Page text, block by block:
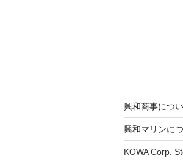
興和商事につ
興和マリンに
KOWA Corp.